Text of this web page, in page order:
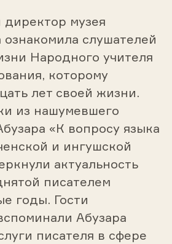
музея
слушателей
Народного учителя
которому
лет своей жизни.
из нашумевшего
«К вопросу языка
и ингушской
актуальность
писателем
годы. Гости
Абузара
писателя в сфере